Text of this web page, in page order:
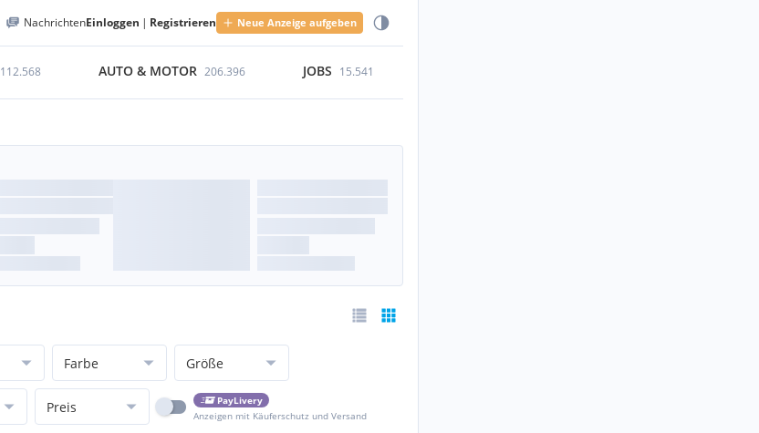
NachrichtenEinloggen | Registrieren Neue Anzeige aufgeben
112.568 AUTO & MOTOR 206.396 JOBS 15.541
Farbe Größe
Preis
PayLivery
Anzeigen mit Käuferschutz und Versand